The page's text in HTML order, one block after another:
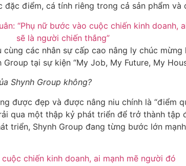
điểm, cá tính riêng trong cả sản phẩm và
các nhân sự cấp cao nâng ly chúc
tại sự kiện “My Job, My Future, My
Shynh Group không?
được đẹp và được nâng niu chính là “điểm
qua một thập kỷ phát triển để trở thành tập
triển, Shynh Group đang từng bước lớn